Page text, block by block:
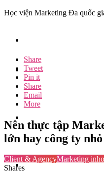
Học viện Marketing Đa quốc
Share
Tweet
Pin it
Share
Email
More
Nên thực tập
lớn hay công ty nhỏ
Client & AgencyMarketing
Shares